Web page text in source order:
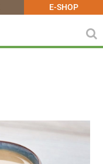
E-SHOP